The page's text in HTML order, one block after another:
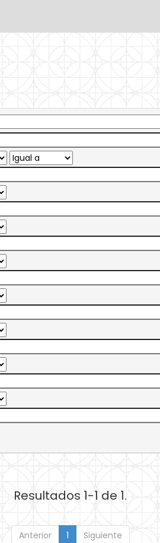
Resultados 1-1 de 1.
Anterior 1 Siguiente